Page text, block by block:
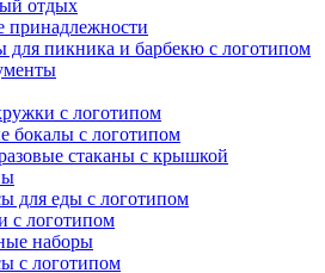
отдых
принадлежности
для пикника и барбекю с логотипом
с логотипом
бокалы с логотипом
стаканы с крышкой
для еды с логотипом
с логотипом
наборы
с логотипом